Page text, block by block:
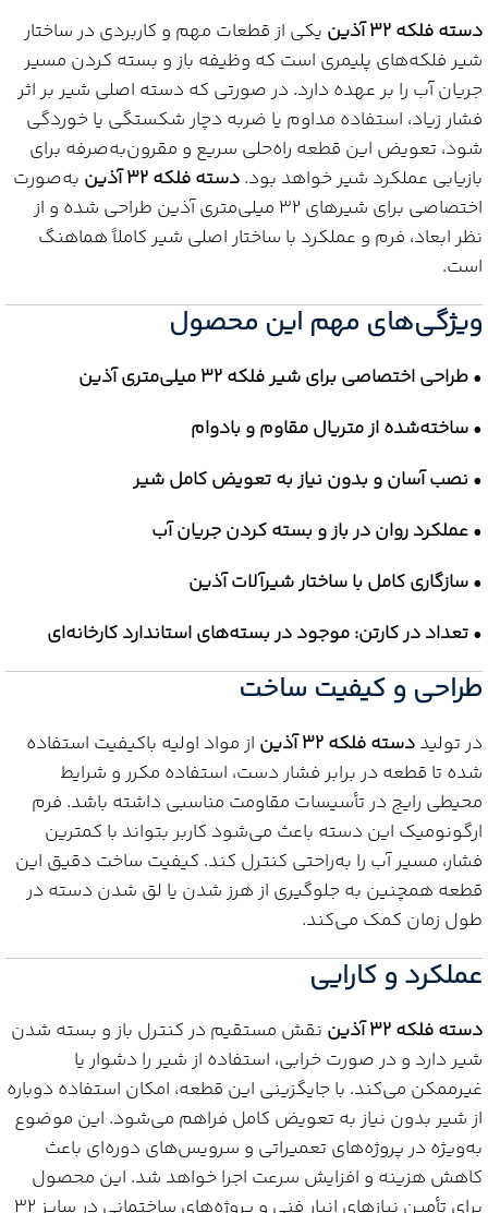
دسته فلکه 32 آذین
یکی از قطعات مهم و کاربردی در ساختار
شیر فلکه‌های پلیمری است که وظیفه باز و بسته کردن مسیر
جریان آب را بر عهده دارد. در صورتی که دسته اصلی شیر بر اثر
فشار زیاد، استفاده مداوم یا ضربه دچار شکستگی یا خوردگی
شود، تعویض این قطعه راه‌حلی سریع و مقرون‌به‌صرفه برای
بازیابی عملکرد شیر خواهد بود.دسته فلکه 32 آذین
به‌صورت
اختصاصی برای شیرهای 32 میلی‌متری آذین طراحی شده و از
نظر ابعاد، فرم و عملکرد با ساختار اصلی شیر کاملاً هماهنگ
است.
ویژگی‌های مهم این محصول
•طراحی اختصاصی برای شیر فلکه 32 میلی‌متری آذین
•ساخته‌شده از متریال مقاوم و بادوام
• نصب آسان و بدون نیاز به تعویض کامل شیر
•عملکرد روان در باز و بسته کردن جریان آب
•سازگاری کامل با ساختار شیرآلات آذین
•تعداد در کارتن: موجود در بسته‌های استاندارد کارخانه‌ای
طراحی و کیفیت ساخت
در تولیددسته فلکه 32 آذین
از مواد اولیه باکیفیت استفاده
شده تا قطعه در برابر فشار دست، استفاده مکرر و شرایط
محیطی رایج در تأسیسات مقاومت مناسبی داشته باشد. فرم
ارگونومیک این دسته باعث می‌شود کاربر بتواند با کمترین
فشار، مسیر آب را به‌راحتی کنترل کند. کیفیت ساخت دقیق این
قطعه همچنین به جلوگیری از هرز شدن یا لق شدن دسته در
طول زمان کمک می‌کند.
عملکرد و کارایی
دسته فلکه 32 آذین
نقش مستقیم در کنترل باز و بسته شدن
شیر دارد و در صورت خرابی، استفاده از شیر را دشوار یا
غیرممکن می‌کند. با جایگزینی این قطعه، امکان استفاده دوباره
از شیر بدون نیاز به تعویض کامل فراهم می‌شود. این موضوع
به‌ویژه در پروژه‌های تعمیراتی و سرویس‌های دوره‌ای باعث
کاهش هزینه و افزایش سرعت اجرا خواهد شد. این محصول
برای تأمین نیازهای انبار فنی و پروژه‌های ساختمانی در سایز 32